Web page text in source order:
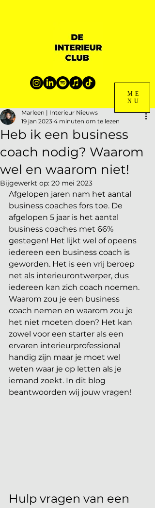
ME
NU
Heb ik een business
coach nodig? Waarom
wel en waarom niet!
Marleen | Interieur Nieuws
19 jan 2023 4 minuten om te lezen
Bijgewerkt op: 20 mei 2023
Afgelopen jaren nam het aantal
business coaches fors toe. De
afgelopen 5 jaar is het aantal
business coaches met 66%
gestegen! Het lijkt wel of opeens
iedereen een business coach is
geworden. Het is een vrij beroep
net als interieurontwerper, dus
iedereen kan zich coach noemen.
Waarom zou je een business
coach nemen en waarom zou je
het niet moeten doen? Het kan
zowel voor een starter als een
ervaren interieurprofessional
handig zijn maar je moet wel
weten waar je op letten als je
iemand zoekt. In dit blog
beantwoorden wij jouw vragen!
Hulp vragen van een